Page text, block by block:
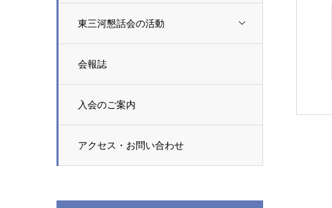
東三河懇話会の活動
会報誌
入会のご案内
アクセス・お問い合わせ